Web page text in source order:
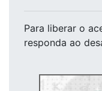
Para liberar o
responda ao